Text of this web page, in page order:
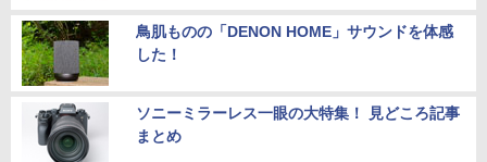
鳥肌ものの「DENON HOME」サウンドを体感
した！
ソニーミラーレス一眼の大特集！ 見どころ記事
まとめ